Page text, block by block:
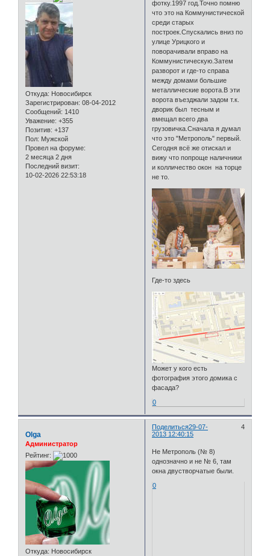
Откуда: Новосибирск
Зарегистрирован: 08-04-2012
Сообщений: 1410
Уважение: +355
Позитив: +137
Пол: Мужской
Провел на форуме:
2 месяца 2 дня
Последний визит:
10-02-2026 22:53:18
фотку.1997 год.Точно помню
что это на Коммунистической
среди старых
построек.Спускались вниз по
улице Урицкого и
поворачивали вправо на
Коммунистическую.Затем
разворот и где-то справа
между домами большие
металлические ворота.В эти
ворота въезджали задом т.к.
дворик был тесным и
вмещал всего два
грузовичка.Сначала я думал
что это "Метрополь" первый.
Сегодня всё же отискал и
вижу что попроще наличники
и колличество окон на торце
не то.
Где-то здесь
Может у кого есть
фотография этого домика с
фасада?
0
Поделиться 4
29-07-
2013 12:40:15
Olga
Администратор
Рейтинг:
Откуда: Новосибирск
Не Метрополь (№ 8)
однозначно и не № 6, там
окна двустворчатые были.
0